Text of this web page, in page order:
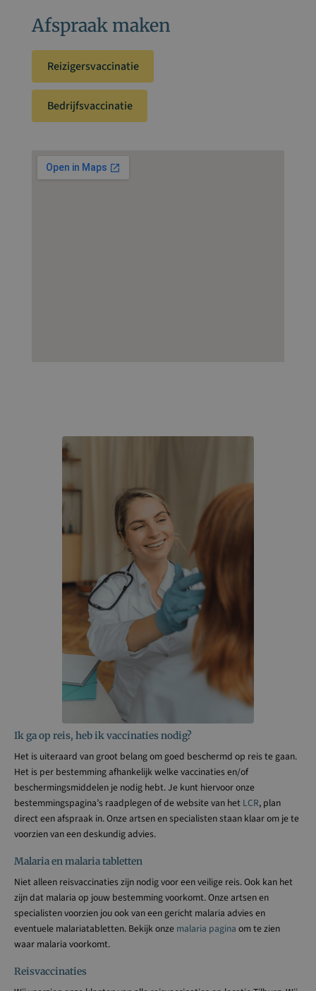
Afspraak maken
Reizigersvaccinatie
Bedrijfsvaccinatie
Ik ga op reis, heb ik vaccinaties nodig?
Het is uiteraard van groot belang om goed beschermd op reis te gaan.
Het is per bestemming afhankelijk welke vaccinaties en/of
beschermingsmiddelen je nodig hebt. Je kunt hiervoor onze
bestemmingspagina’s raadplegen of de website van het LCR, plan
direct een afspraak in. Onze artsen en specialisten staan klaar om je te
voorzien van een deskundig advies.
Malaria en malaria tabletten
Niet alleen reisvaccinaties zijn nodig voor een veilige reis. Ook kan het
zijn dat malaria op jouw bestemming voorkomt. Onze artsen en
specialisten voorzien jou ook van een gericht malaria advies en
eventuele malariatabletten. Bekijk onze malaria pagina om te zien
waar malaria voorkomt.
Reisvaccinaties